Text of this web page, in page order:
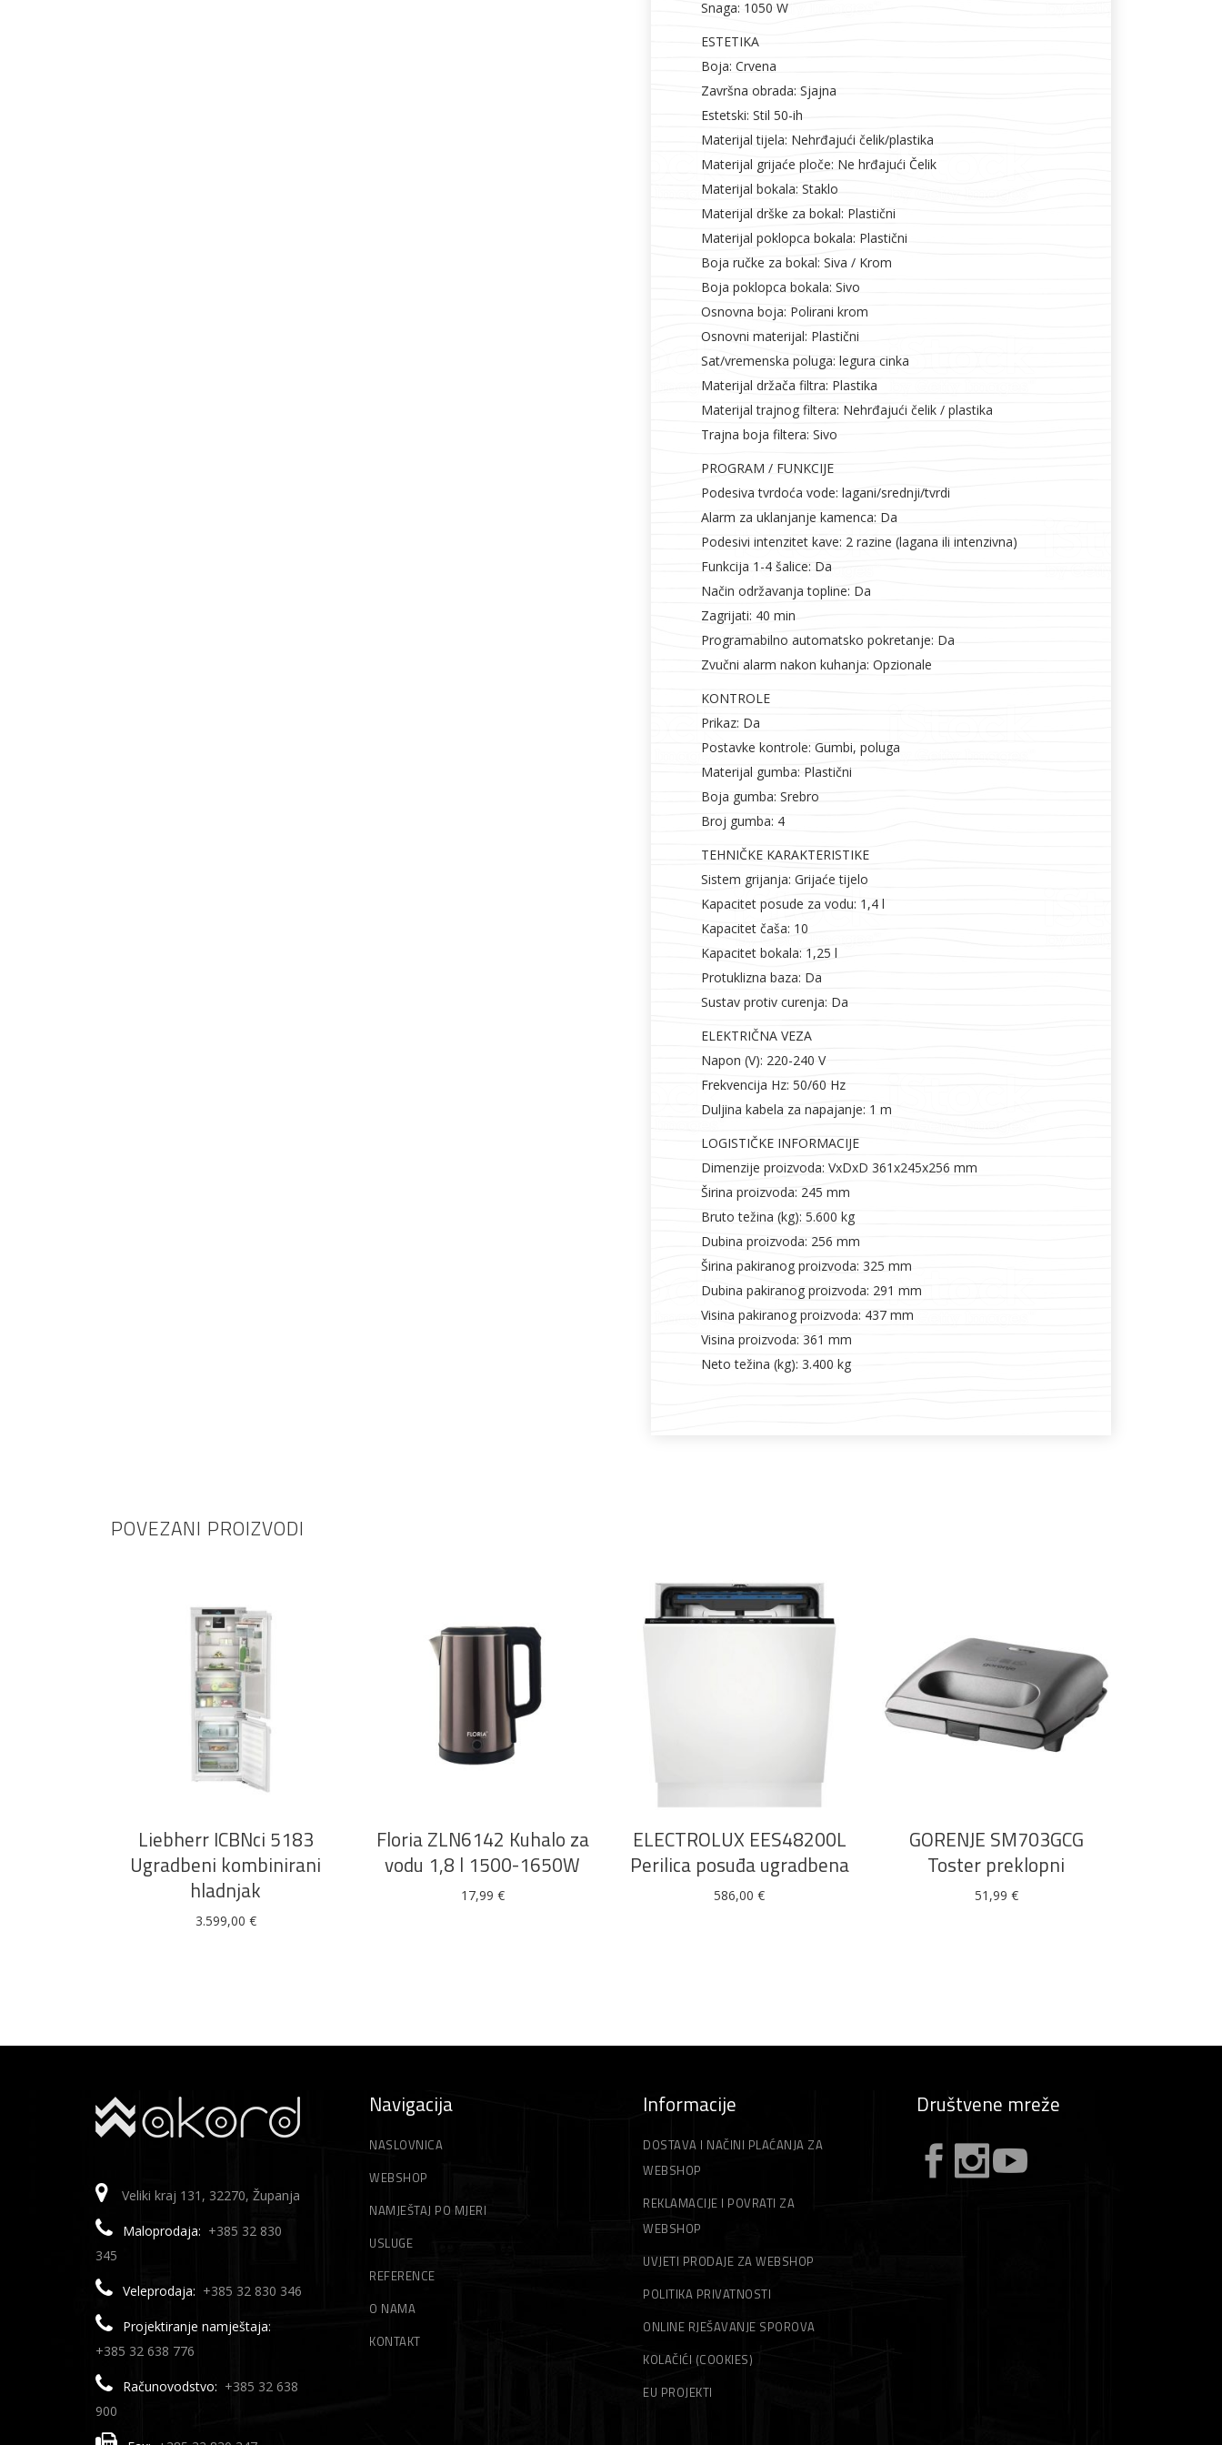
Snaga: 1050 W
ESTETIKA
Boja: Crvena
Završna obrada: Sjajna
Estetski: Stil 50-ih
Materijal tijela: Nehrđajući čelik/plastika
Materijal grijaće ploče: Ne hrđajući Čelik
Materijal bokala: Staklo
Materijal drške za bokal: Plastični
Materijal poklopca bokala: Plastični
Boja ručke za bokal: Siva / Krom
Boja poklopca bokala: Sivo
Osnovna boja: Polirani krom
Osnovni materijal: Plastični
Sat/vremenska poluga: legura cinka
Materijal držača filtra: Plastika
Materijal trajnog filtera: Nehrđajući čelik / plastika
Trajna boja filtera: Sivo
PROGRAM / FUNKCIJE
Podesiva tvrdoća vode: lagani/srednji/tvrdi
Alarm za uklanjanje kamenca: Da
Podesivi intenzitet kave: 2 razine (lagana ili intenzivna)
Funkcija 1-4 šalice: Da
Način održavanja topline: Da
Zagrijati: 40 min
Programabilno automatsko pokretanje: Da
Zvučni alarm nakon kuhanja: Opzionale
KONTROLE
Prikaz: Da
Postavke kontrole: Gumbi, poluga
Materijal gumba: Plastični
Boja gumba: Srebro
Broj gumba: 4
TEHNIČKE KARAKTERISTIKE
Sistem grijanja: Grijaće tijelo
Kapacitet posude za vodu: 1,4 l
Kapacitet čaša: 10
Kapacitet bokala: 1,25 l
Protuklizna baza: Da
Sustav protiv curenja: Da
ELEKTRIČNA VEZA
Napon (V): 220-240 V
Frekvencija Hz: 50/60 Hz
Duljina kabela za napajanje: 1 m
LOGISTIČKE INFORMACIJE
Dimenzije proizvoda: VxDxD 361x245x256 mm
Širina proizvoda: 245 mm
Bruto težina (kg): 5.600 kg
Dubina proizvoda: 256 mm
Širina pakiranog proizvoda: 325 mm
Dubina pakiranog proizvoda: 291 mm
Visina pakiranog proizvoda: 437 mm
Visina proizvoda: 361 mm
Neto težina (kg): 3.400 kg
POVEZANI PROIZVODI
DODAJ U KOŠARICU
Liebherr ICBNci 5183
Ugradbeni kombinirani
hladnjak
3.599,00 €
DODAJ U KOŠARICU
Floria ZLN6142 Kuhalo za
vodu 1,8 l 1500-1650W
17,99 €
ELECTROLUX EES48200L
Perilica posuđa ugradbena
586,00€
GORENJE SM703GCG
Toster preklopni
51,99 €
Veliki kraj 131, 32270, Županja
Maloprodaja: +385 32 830
345
Veleprodaja: +385 32 830 346
Projektiranje namještaja:
+385 32 638 776
Računovodstvo: +385 32 638
900
Navigacija
NASLOVNICA
WEBSHOP
NAMJEŠTAJ PO MJERI
USLUGE
REFERENCE
O NAMA
KONTAKT
Informacije
DOSTAVA I NAČINI PLAĆANJA ZA
WEBSHOP
REKLAMACIJE I POVRATI ZA
WEBSHOP
UVJETI PRODAJE ZA WEBSHOP
POLITIKA PRIVATNOSTI
ONLINE RJEŠAVANJE SPOROVA
KOLAČIĆI (COOKIES)
EU PROJEKTI
Društvene mreže